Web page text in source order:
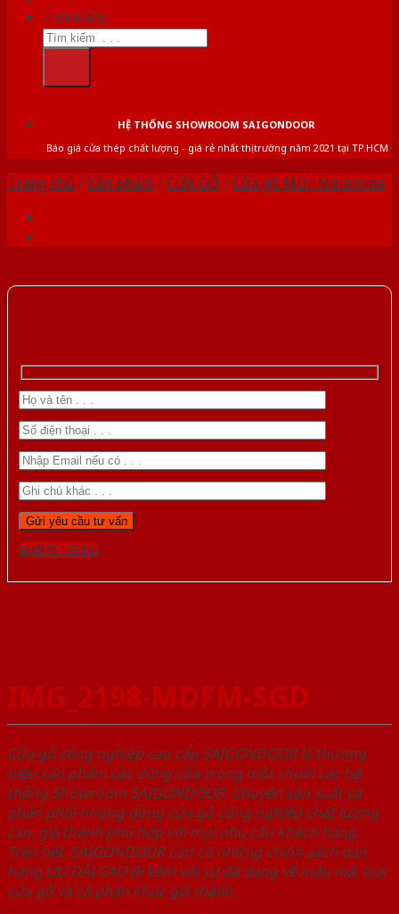
Tìm kiếm:
HỆ THỐNG SHOWROOM SAIGONDOOR
Báo giá cửa thép chất lượng - giá rẻ nhất thị trường năm 2021 tại TP.HCM
Trang chủ /Sản phẩm /CỬA GỖ /Cửa gỗ MDF Melamine
Gọi 0976.169.864
IMG_2198-MDFM-SGD
Cửa gỗ công nghiệp cao cấp SAIGONDOOR là thương
hiệu sản phẩm các dòng cửa trong một chuỗi các hệ
thống Showroom SAIGONDOOR. Chuyên sản xuất và
phân phối những dòng cửa gỗ công nghiệp chất lượng
cao, giá thành phù hợp với mọi nhu cầu khách hàng.
Trên hết, SAIGONDOOR còn có những chính sách bán
hàng ƯU ĐÃI CAO đi kèm với sự đa dạng về mẫu mã, loại
cửa gỗ và cả phân khúc giá thành.